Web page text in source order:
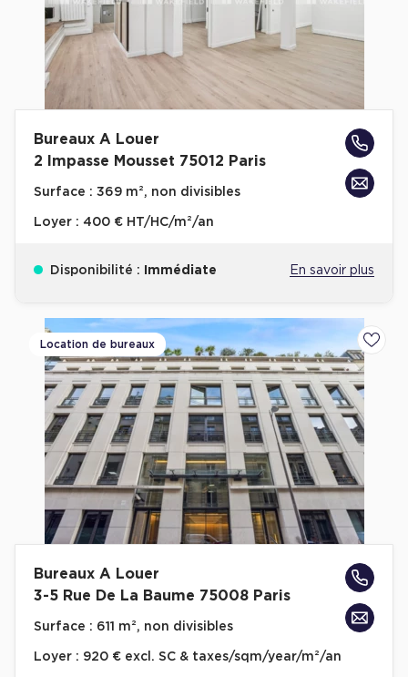
Bureaux A Louer
2 Impasse Mousset 75012 Paris
Surface : 369 m², non divisibles
Loyer : 400 € HT/HC/m²/an
Disponibilité : Immédiate En savoir plus
Location de bureaux
Bureaux A Louer
3-5 Rue De La Baume 75008 Paris
Surface : 611 m², non divisibles
Loyer : 920 € excl. SC & taxes/sqm/year/m²/an